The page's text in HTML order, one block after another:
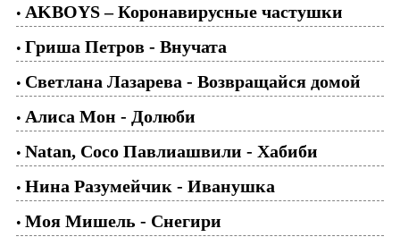
• AKBOYS – Коронавирусные частушки
• Гриша Петров - Внучата
• Светлана Лазарева - Возвращайся домой
• Алиса Мон - Долюби
• Natan, Сосо Павлиашвили - Хабиби
• Нина Разумейчик - Иванушка
• Моя Мишель - Снегири